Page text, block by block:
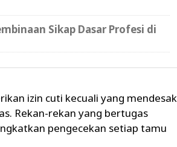
Sikap Dasar Profesi di
izin cuti kecuali yang
Rekan-rekan yang bertugas
pengecekan setiap tamu